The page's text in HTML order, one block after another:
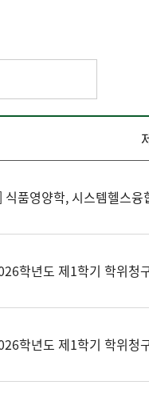
식품영양학, 시스템헬스융
학년도 제1학기 학위청
학년도 제1학기 학위청